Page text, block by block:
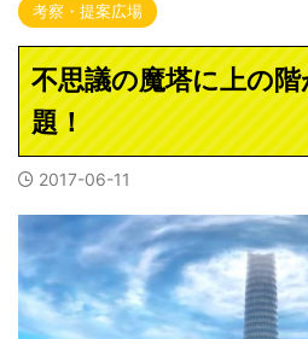
考察・提案広場
不思議の魔塔に上の
題！
2017-06-11